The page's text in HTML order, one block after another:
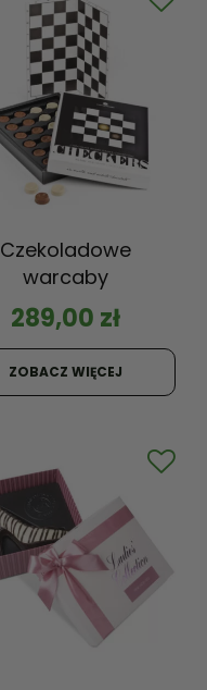
Czekoladowe
warcaby
289,00 zł
ZOBACZ WIĘCEJ